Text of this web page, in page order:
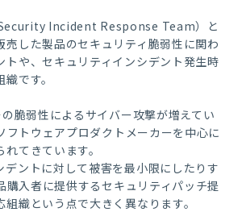
Incident Response Team）と
売した製品のセキュリティ脆弱性に関わ
トや、セキュリティインシデント発生時
です。
脆弱性によるサイバー攻撃が増えてい
フトウェアプロダクトメーカーを中心に
てきています。
デントに対して被害を最小限にしたりす
購入者に提供するセキュリティパッチ提
織という点で大きく異なります。